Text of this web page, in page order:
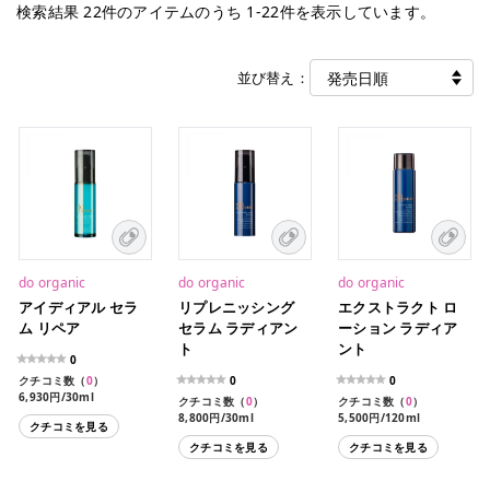
検索結果22件のアイテムのうち 1 -22件を表示しています。
並び替え：
do organic
アイディアル セラ
ム リペア
0
クチコミ数（0）
6,930円/30ml
クチコミを見る
do organic
リプレニッシング
セラム ラディアン
ト
0
クチコミ数（0）
8,800円/30ml
クチコミを見る
do organic
エクストラクト ロ
ーション ラディア
ント
0
クチコミ数（0）
5,500円/120ml
クチコミを見る